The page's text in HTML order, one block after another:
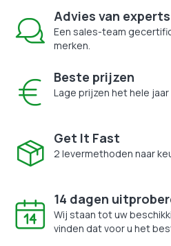
Advies van experts
Een sales-team
merken.
Beste prijzen
Lage prijzen het hele
Get It Fast
2 levermethoden naar
14 dagen
Wij staan tot uw
vinden dat voor u het